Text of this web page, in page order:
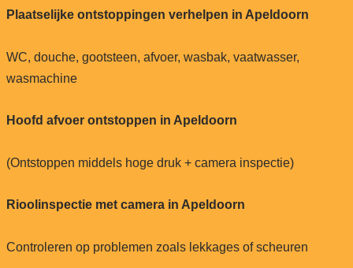
Plaatselijke ontstoppingen verhelpen in Apeldoorn
WC, douche, gootsteen, afvoer, wasbak, vaatwasser,
wasmachine
Hoofd afvoer ontstoppen in Apeldoorn
(Ontstoppen middels hoge druk + camera inspectie)
Rioolinspectie met camera in Apeldoorn
Controleren op problemen zoals lekkages of scheuren